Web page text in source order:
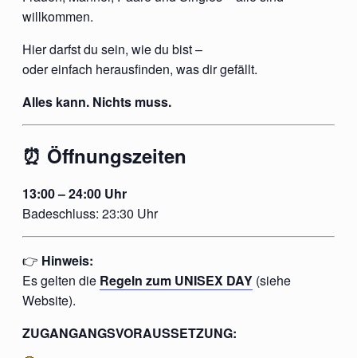
willkommen.
Hier darfst du sein, wie du bist –
oder einfach herausfinden, was dir gefällt.
Alles kann. Nichts muss.
⏰ Öffnungszeiten
13:00 – 24:00 Uhr
Badeschluss: 23:30 Uhr
👉 Hinweis:
Es gelten die Regeln zum UNISEX DAY (siehe
Website).
ZUGANGANGSVORAUSSETZUNG: